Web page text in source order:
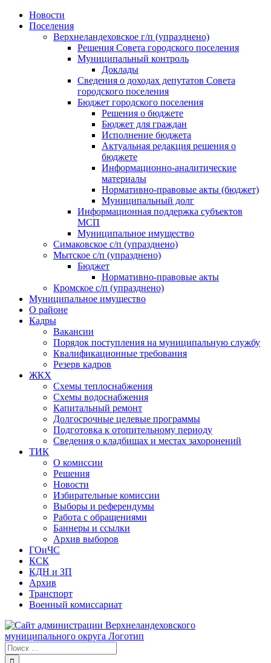
Skip
Новости
Поселения
Верхнеландеховское г/п (упразднено)
Решения Совета городского поселения
Муниципальный контроль
Доклады
Сведения о доходах депутатов Совета
городского поселения
Бюджет городского поселения
Решения о бюджете
Бюджет для граждан
Исполнение бюджета
Актуальная редакция решения о
бюджете
Информационно-аналитические
материалы
Нормативно-правовые акты (бюджет)
Муниципальный долг
Информационная поддержка субъектов
МСП
Муниципальное имущество
Симаковское с/п (упразднено)
Мытское с/п (упразднено)
Бюджет
Нормативно-правовые акты
Кромское с/п (упразднено)
Муниципальное имущество
О районе
Кадры
Вакансии
Порядок поступления на муниципальную службу
Квалификационные требования
Резерв кадров
ЖКХ
Схемы теплоснабжения
Схемы водоснабжения
Капитальный ремонт
Долгосрочные целевые программы
Подготовка к отопительному периоду
Сведения о кладбищах и местах захоронений
ТИК
О комиссии
Решения
Новости
Избирательные комиссии
Выборы и референдумы
Работа с обращениями
Баннеры и ссылки
Архив выборов
ГОиЧС
КСК
КДН и ЗП
Архив
Транспорт
Военный комиссариат
Результат
поиска: